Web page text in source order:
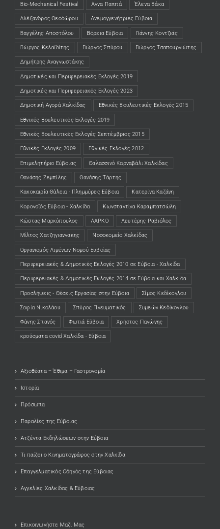
Bio-Mechanical Festival Άννα Παππά Έλενα Βάκα
Αλέξανδρος Θεοδώρου Ανεμογγενήτριες Εύβοια
Βαγγέλης Αποστόλου Βόρεια Εύβοια Γιάννης Κοντζιάς
Γιώργος Κελαϊδίτης Γιώργος Σπύρου Γιώργος Τσαπουρνιώτης
Δημήτρης Αναγνωστάκης
Δημοτικές και Περιφερειακές Εκλογές 2019
Δημοτικές και Περιφερειακές Εκλογές 2023
Δημοτική Αγορά Χαλκίδας Εθνικές Βουλευτικές Εκλογές 2015
Εθνικές Βουλευτικές Εκλογές 2019
Εθνικές Βουλευτικές Εκλογές Σεπτέμβριος 2015
Εθνικές Εκλογές 2009 Εθνικές Εκλογές 2012
Επιμελητήριο Εύβοιας Θαλασσινό Καρναβάλι Χαλκίδας
Θανάσης Ζεμπίλης Θανάσης Τάρτης
Κακοκαιρία Θάλεια - Πλημμύρες Εύβοια Κατερίνα Καζάνη
Κορονοϊός Εύβοια - Χαλκίδα Κωνσταντίνα Καραμπατσώλη
Κώστας Μαρκόπουλος ΛΑΡΚΟ Λευτέρης Ραβιόλος
Μίλτος Χατζηγιαννάκης Νοσοκομείο Χαλκίδας
Οργανισμός Λιμένων Νομού Ευβοίας
Περιφερειακές & Δημοτικές Εκλογές 2010 σε Εύβοια - Χαλκίδα
Περιφερειακές & Δημοτικές Εκλογές 2014 σε Εύβοια και Χαλκίδα
Προσλήψεις - Θέσεις Εργασίας στην Εύβοια Σίμος Κεδίκογλου
Σοφία Νικολάου Σπύρος Πνευματικός Συμεών Κεδίκογλου
Φάνης Σπανός Φωτιά Εύβοια Χρήστος Παγώνης
κρούσματα covid Χαλκίδα - Εύβοια
Αξιοθέατα – Έθιμα – Γαστρονομία
Ιστορία
Πρόσωπα
Παραλίες της Εύβοιας
Ατζέντα Εκδηλώσεων στην Εύβοια
Τι παίζει ο Κινηματογράφος στην Χαλκίδα
Επαγγελματικός Οδηγός της Εύβοιας
Αγγελίες Χαλκίδας & Εύβοιας
Επικοινωνήστε Μαζί Μας